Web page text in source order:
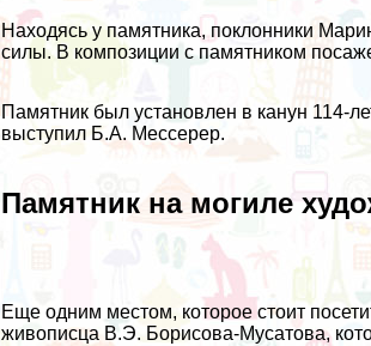
Находясь у памятника, поклонники
силы. В композиции с памятником
Памятник был установлен в канун 114-
выступил Б.А. Мессерер.
Памятник на могиле
Еще одним местом, которое стоит
живописца В.Э. Борисова-Мусатова,